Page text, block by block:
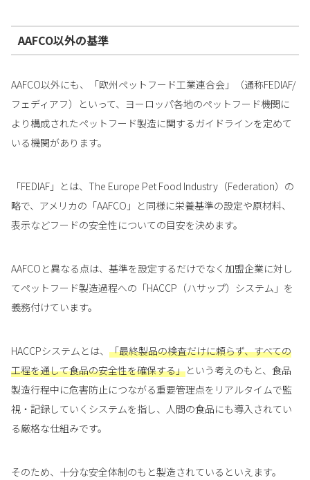
AAFCO以外の基準
AAFCO以外にも、「欧州ペットフード工業連合会」（通称FEDIAF/
フェディアフ）といって、ヨーロッパ各地のペットフード機関に
より構成されたペットフード製造に関するガイドラインを定めて
いる機関があります。
「FEDIAF」とは、The Europe Pet Food Industry（Federation）の
略で、アメリカの「AAFCO」と同様に栄養基準の設定や原材料、
表示などフードの安全性についての目安を決めます。
AAFCOと異なる点は、基準を設定するだけでなく加盟企業に対し
てペットフード製造過程への「HACCP（ハサップ）システム」を
義務付けています。
HACCPシステムとは、 「最終製品の検査だけに頼らず、すべての
工程を通して食品の安全性を確保する」という考えのもと、食品
製造行程中に危害防止につながる重要管理点をリアルタイムで監
視・記録していくシステムを指し、人間の食品にも導入されてい
る厳格な仕組みです。
そのため、十分な安全体制のもと製造されているといえます。